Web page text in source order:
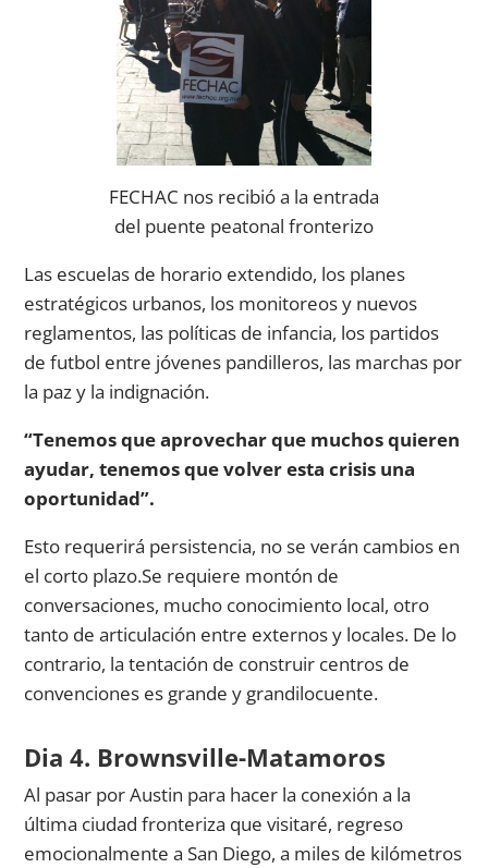
FECHAC nos recibió a la entrada
del puente peatonal fronterizo
Las escuelas de horario extendido, los planes
estratégicos urbanos, los monitoreos y nuevos
reglamentos, las políticas de infancia, los partidos
de futbol entre jóvenes pandilleros, las marchas por
la paz y la indignación.
“Tenemos que aprovechar que muchos quieren
ayudar, tenemos que volver esta crisis una
oportunidad”.
Esto requerirá persistencia, no se verán cambios en
el corto plazo.Se requiere montón de
conversaciones, mucho conocimiento local, otro
tanto de articulación entre externos y locales. De lo
contrario, la tentación de construir centros de
convenciones es grande y grandilocuente.
Dia 4. Brownsville-Matamoros
Al pasar por Austin para hacer la conexión a la
última ciudad fronteriza que visitaré, regreso
emocionalmente a San Diego, a miles de kilómetros